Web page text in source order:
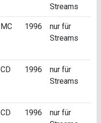
Streams
MC 1996
nur für
Streams
CD 1996
nur für
Streams
CD 1996
nur für